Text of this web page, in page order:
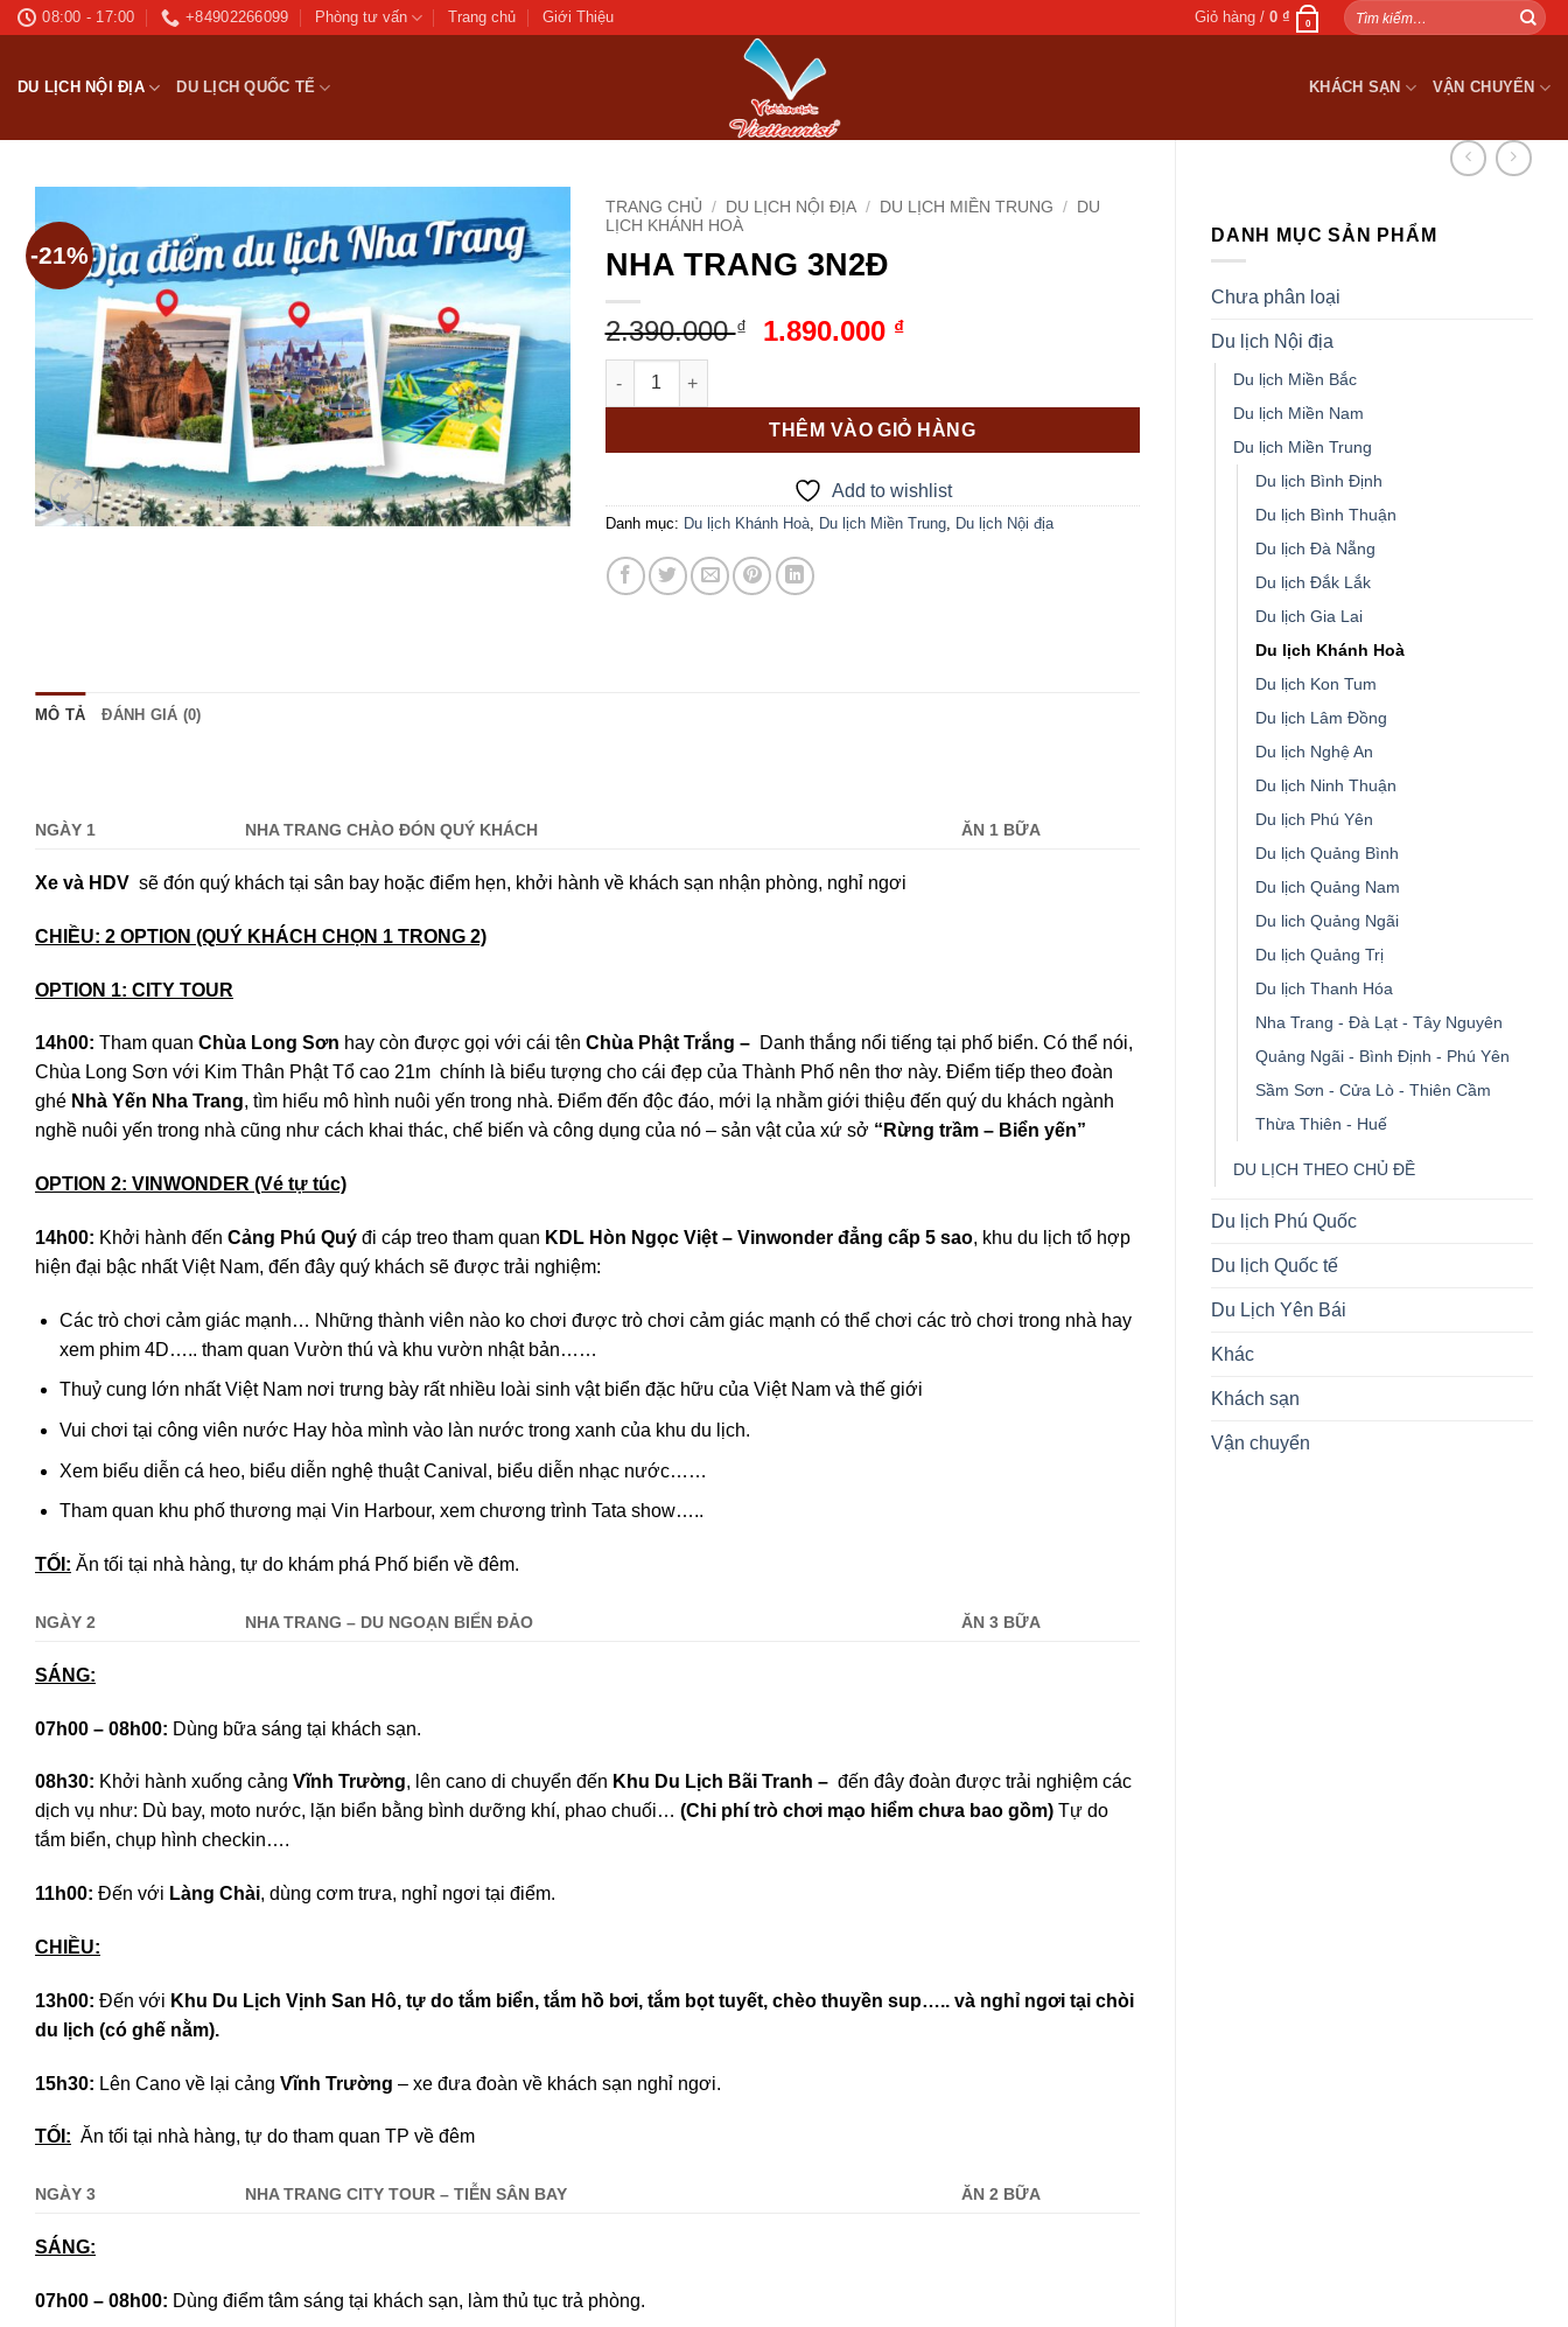
Bỏ
08:00 - 17:00 +84902266099 Phòng tư vấn Trang chủ Giới Thiệu Giỏ hàng /0₫ 0
Tìm
kiếm:
DU LỊCH NỘI ĐỊA DU LỊCH QUỐC TẾ KHÁCH SẠN VẬN CHUYỂN
DANH MỤC SẢN PHẨM
Chưa phân loại
Du lịch Nội địa
Du lịch Miền Bắc
Du lịch Miền Nam
Du lịch Miền Trung
Du lịch Bình Định
Du lịch Bình Thuận
Du lịch Đà Nẵng
Du lịch Đắk Lắk
Du lịch Gia Lai
Du lịch Khánh Hoà
Du lịch Kon Tum
Du lịch Lâm Đồng
Du lịch Nghệ An
Du lịch Ninh Thuận
Du lịch Phú Yên
Du lịch Quảng Bình
Du lịch Quảng Nam
Du lich Quảng Ngãi
Du lịch Quảng Trị
Du lịch Thanh Hóa
Nha Trang - Đà Lạt - Tây Nguyên
Quảng Ngãi - Bình Định - Phú Yên
Sầm Sơn - Cửa Lò - Thiên Cầm
Thừa Thiên - Huế
DU LỊCH THEO CHỦ ĐỀ
Du lịch Phú Quốc
Du lịch Quốc tế
Du Lịch Yên Bái
Khác
Khách sạn
Vận chuyển
-21%
Add to
wishlist
TRANG CHỦ / DU LỊCH NỘI ĐỊA / DU LỊCH MIỀN TRUNG /
DU
LỊCH KHÁNH HOÀ
NHA TRANG 3N2Đ
2.390.000₫
Giá
2.390.000 ₫.
1.890.000 ₫Giá
là:
1.890.000 ₫.
NHA TRANG 3N2Đ số lượng
THÊM VÀO GIỎ HÀNG
Add to wishlist
Danh mục: Du lịch Khánh Hoà, Du lịch Miền Trung, Du lịch Nội địa
MÔ TẢ ĐÁNH GIÁ (0)
NGÀY 1 NHA TRANG CHÀO ĐÓN QUÝ KHÁCH ĂN 1 BỮA
Xe và HDV sẽ đón quý khách tại sân bay hoặc điểm hẹn, khởi hành về khách sạn nhận phòng, nghỉ ngơi
CHIỀU: 2 OPTION (QUÝ KHÁCH CHỌN 1 TRONG 2)
OPTION 1: CITY TOUR
14h00: Tham quan Chùa Long Sơn hay còn được gọi với cái tên Chùa Phật Trắng – Danh thắng nổi tiếng tại phố biển. Có thể nói,
Chùa Long Sơn với Kim Thân Phật Tổ cao 21m chính là biểu tượng cho cái đẹp của Thành Phố nên thơ này. Điểm tiếp theo đoàn
ghé Nhà Yến Nha Trang, tìm hiểu mô hình nuôi yến trong nhà. Điểm đến độc đáo, mới lạ nhằm giới thiệu đến quý du khách ngành
nghề nuôi yến trong nhà cũng như cách khai thác, chế biến và công dụng của nó – sản vật của xứ sở “Rừng trầm – Biển yến”
OPTION 2: VINWONDER (Vé tự túc)
14h00: Khởi hành đến Cảng Phú Quý đi cáp treo tham quan KDL Hòn Ngọc Việt – Vinwonder đẳng cấp 5 sao, khu du lịch tổ hợp
hiện đại bậc nhất Việt Nam, đến đây quý khách sẽ được trải nghiệm:
Các trò chơi cảm giác mạnh… Những thành viên nào ko chơi được trò chơi cảm giác mạnh có thể chơi các trò chơi trong nhà hay
xem phim 4D….. tham quan Vườn thú và khu vườn nhật bản……
Thuỷ cung lớn nhất Việt Nam nơi trưng bày rất nhiều loài sinh vật biển đặc hữu của Việt Nam và thế giới
Vui chơi tại công viên nước Hay hòa mình vào làn nước trong xanh của khu du lịch.
Xem biểu diễn cá heo, biểu diễn nghệ thuật Canival, biểu diễn nhạc nước……
Tham quan khu phố thương mại Vin Harbour, xem chương trình Tata show…..
TỐI: Ăn tối tại nhà hàng, tự do khám phá Phố biển về đêm.
NGÀY 2 NHA TRANG – DU NGOẠN BIỂN ĐẢO ĂN 3 BỮA
SÁNG:
07h00 – 08h00: Dùng bữa sáng tại khách sạn.
08h30: Khởi hành xuống cảng Vĩnh Trường, lên cano di chuyển đến Khu Du Lịch Bãi Tranh – đến đây đoàn được trải nghiệm các
dịch vụ như: Dù bay, moto nước, lặn biển bằng bình dưỡng khí, phao chuối… (Chi phí trò chơi mạo hiểm chưa bao gồm) Tự do
tắm biển, chụp hình checkin….
11h00: Đến với Làng Chài, dùng cơm trưa, nghỉ ngơi tại điểm.
CHIỀU:
13h00: Đến với Khu Du Lịch Vịnh San Hô, tự do tắm biển, tắm hồ bơi, tắm bọt tuyết, chèo thuyền sup….. và nghỉ ngơi tại chòi
du lịch (có ghế nằm).
15h30: Lên Cano về lại cảng Vĩnh Trường – xe đưa đoàn về khách sạn nghỉ ngơi.
TỐI: Ăn tối tại nhà hàng, tự do tham quan TP về đêm
NGÀY 3 NHA TRANG CITY TOUR – TIỄN SÂN BAY ĂN 2 BỮA
SÁNG:
07h00 – 08h00: Dùng điểm tâm sáng tại khách sạn, làm thủ tục trả phòng.